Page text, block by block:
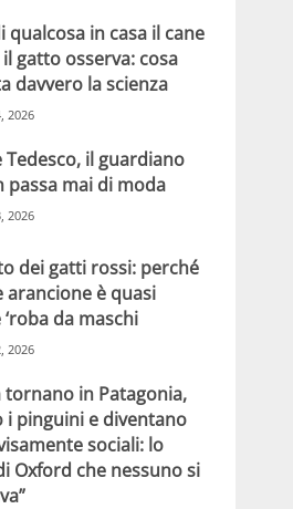
qualcosa in casa il cane
gatto osserva: cosa
davvero la scienza
2026
Tedesco, il guardiano
passa mai di moda
2026
dei gatti rossi: perché
arancione è quasi
da maschi
2026
tornano in Patagonia,
i pinguini e diventano
sociali: lo
Oxford che nessuno si